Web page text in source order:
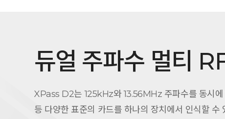
듀얼 주파수 멀티
XPass D2는 125kHz와 13.56MHz 주파수를 동시
등 다양한 표준의 카드를 하나의 장치에서 인식할 수